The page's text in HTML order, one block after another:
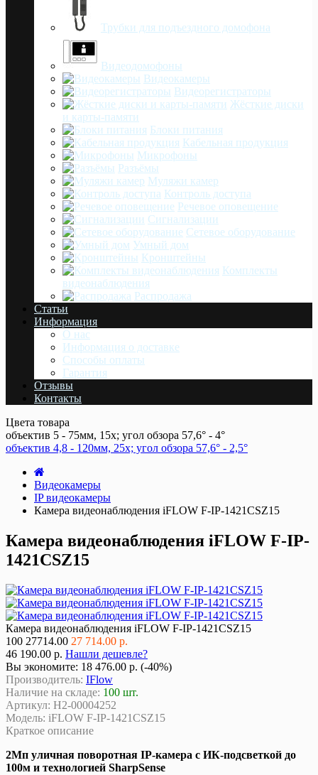
Трубки для подъездного домофона
Видеодомофоны
Видеокамеры
Видеорегистраторы
Жёсткие диски
и карты-памяти
Блоки питания
Кабельная продукция
Микрофоны
Разъёмы
Муляжи камер
Контроль доступа
Речевое оповещение
Сигнализации
Сетевое оборудование
Умный дом
Кронштейны
Комплекты
видеонаблюдения
Распродажа
Статьи
Информация
О нас
Информация о доставке
Cпособы оплаты
Гарантия
Отзывы
Контакты
Цвета товара
объектив 5 - 75мм, 15x; угол обзора 57,6° - 4°
объектив 4,8 - 120мм, 25x; угол обзора 57,6° - 2,5°
Видеокамеры
IP видеокамеры
Камера видеонаблюдения iFLOW F-IP-1421CSZ15
Камера видеонаблюдения iFLOW F-IP-
1421CSZ15
Камера видеонаблюдения iFLOW F-IP-1421CSZ15
100 27714.00 27 714.00 р.
46 190.00 р. Нашли дешевле?
Вы экономите: 18 476.00 р. (-40%)
Производитель: IFlow
Наличие на складе: 100 шт.
Артикул: Н2-00004252
Модель: iFLOW F-IP-1421CSZ15
Краткое описание
2Мп уличная поворотная IP-камера с ИК-подсветкой до
100м и технологией SharpSense